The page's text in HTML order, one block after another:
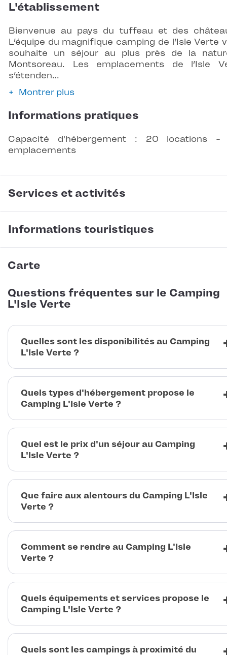
L'établissement
Bienvenue au pays du tuffeau et des
L’équipe du magnifique camping de l’Isle Verte
souhaite un séjour au plus près de la
Montsoreau. Les emplacements de l’Isle
s’étenden…
Montrer plus
Informations pratiques
Capacité d'hébergement : 20 locations -
emplacements
Services et activités
Informations touristiques
Carte
Questions fréquentes sur le Camping
L'Isle Verte
Quelles sont les disponibilités au Camping
L'Isle Verte ?
Quels types d'hébergement propose le
Camping L'Isle Verte ?
Quel est le prix d'un séjour au Camping
L'Isle Verte ?
Que faire aux alentours du Camping L'Isle
Verte ?
Comment se rendre au Camping L'Isle
Verte ?
Quels équipements et services propose le
Camping L'Isle Verte ?
Quels sont les campings à proximité du